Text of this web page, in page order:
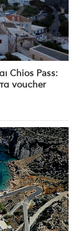
Chios Pass:
τα voucher